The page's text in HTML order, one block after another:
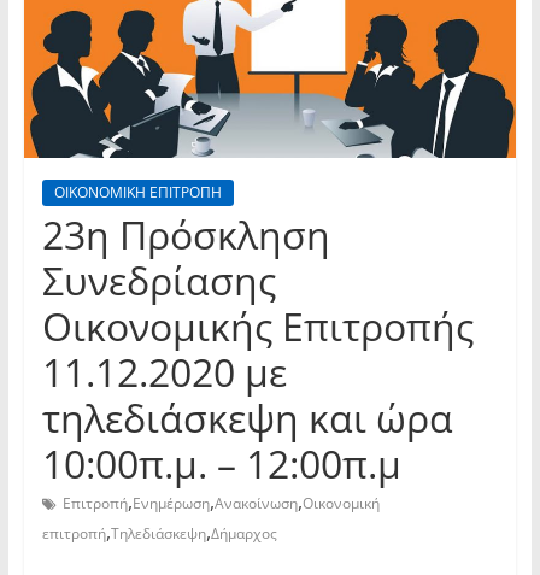
ΟΙΚΟΝΟΜΙΚΗ ΕΠΙΤΡΟΠΗ
23η Πρόσκληση
Συνεδρίασης
Οικονομικής Επιτροπής
11.12.2020 με
τηλεδιάσκεψη και ώρα
10:00π.μ. – 12:00π.μ
Επιτροπή,Ενημέρωση,Ανακοίνωση,Οικονομική
επιτροπή,Τηλεδιάσκεψη,Δήμαρχος